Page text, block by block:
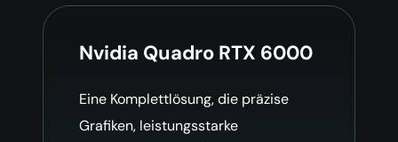
Nvidia Quadro RTX 6000
Eine Komplettlösung, die präzise
Grafiken, leistungsstarke